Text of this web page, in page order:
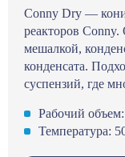
Conny Dry —
реакторов
мешалкой,
конденсата.
суспензий, где
Рабочий
Температура: